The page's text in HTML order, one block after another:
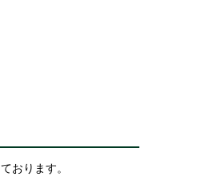
おります。